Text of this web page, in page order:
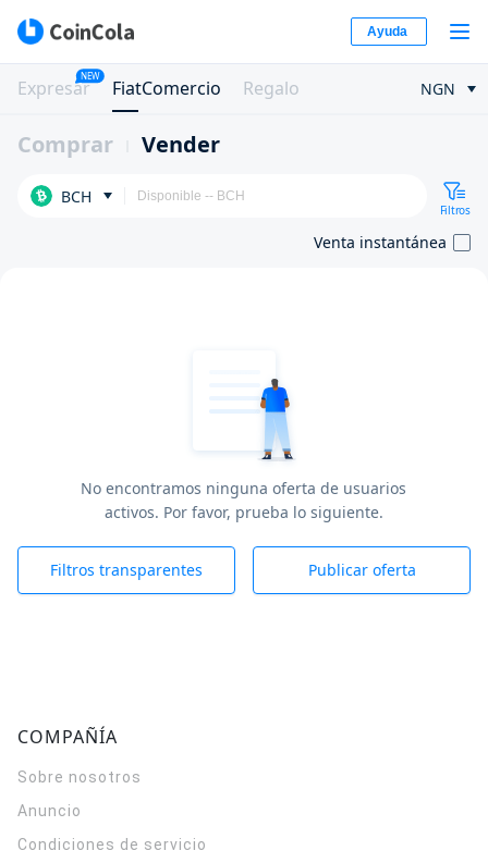
Ayuda
Expresar
NEW
FiatComercio Regalo NGN
Comprar Vender
BCH
Filtros
Venta instantánea
No encontramos ninguna oferta de usuarios
activos. Por favor, prueba lo siguiente.
Filtros transparentes Publicar oferta
COMPAÑÍA
Sobre nosotros
Anuncio
Condiciones de servicio